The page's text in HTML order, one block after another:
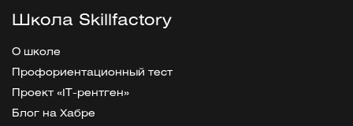
Школа Skillfactory
О школе
Профориентационный тест
Проект «IT-рентген»
Блог на Хабре